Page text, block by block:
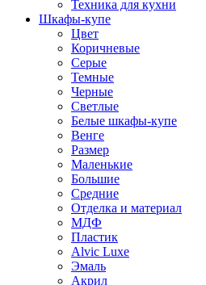
Техника для кухни
Шкафы-купе
Цвет
Коричневые
Серые
Темные
Черные
Светлые
Белые шкафы-купе
Венге
Размер
Маленькие
Большие
Средние
Отделка и материал
МДФ
Пластик
Alvic Luxe
Эмаль
Акрил